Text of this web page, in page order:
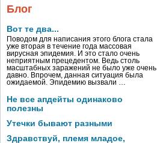
Блог
Вот те два...
Поводом для написания этого блога стала
уже вторая в течение года массовая
вирусная эпидемия. И это стало очень
неприятным прецедентом. Ведь столь
масштабных заражений не было уже очень
давно. Впрочем, данная ситуация была
ожидаемой. Эпидемию вызвали …
Не все апдейты одинаково
полезны
Утечки бывают разными
Здравствуй, племя младое,